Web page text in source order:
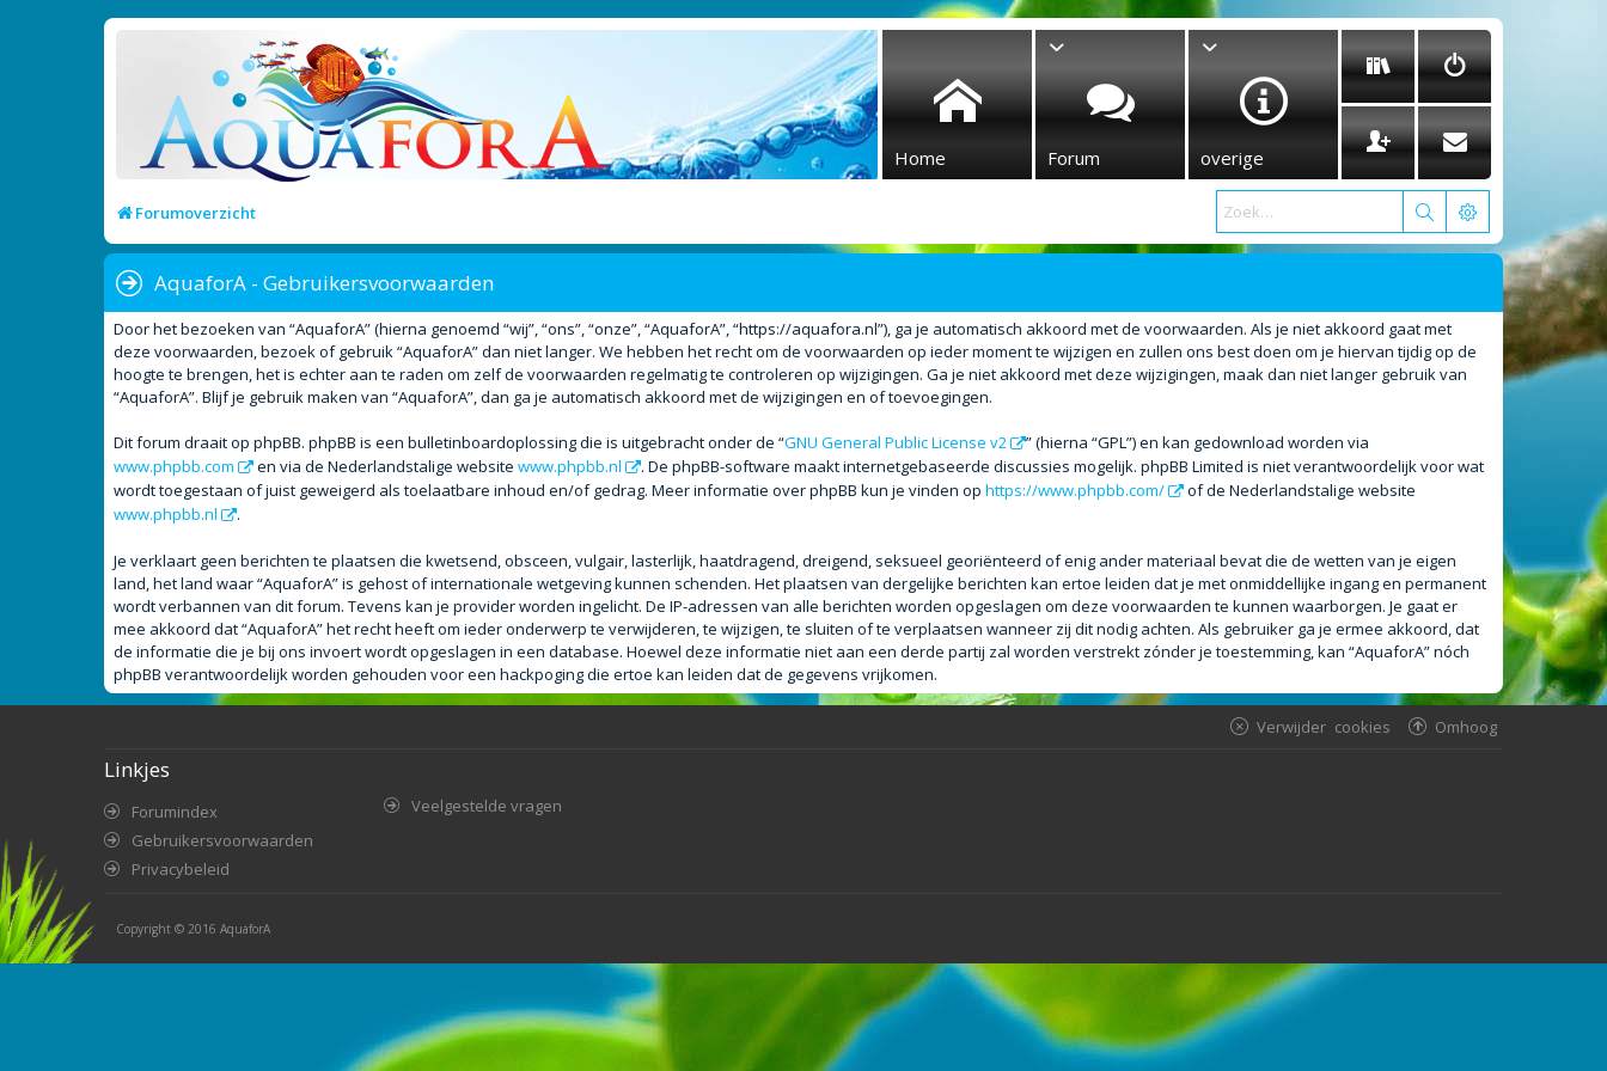
Home Forum overige
Forumoverzicht
AquaforA - Gebruikersvoorwaarden
Door het bezoeken van “AquaforA” (hierna genoemd “wij”, “ons”, “onze”, “AquaforA”, “https://aquafora.nl”), ga je automatisch akkoord met de voorwaarden. Als je niet akkoord gaat met
deze voorwaarden, bezoek of gebruik “AquaforA” dan niet langer. We hebben het recht om de voorwaarden op ieder moment te wijzigen en zullen ons best doen om je hiervan tijdig op de
hoogte te brengen, het is echter aan te raden om zelf de voorwaarden regelmatig te controleren op wijzigingen. Ga je niet akkoord met deze wijzigingen, maak dan niet langer gebruik van
“AquaforA”. Blijf je gebruik maken van “AquaforA”, dan ga je automatisch akkoord met de wijzigingen en of toevoegingen.
Dit forum draait op phpBB. phpBB is een bulletinboardoplossing die is uitgebracht onder de “GNU General Public License v2
” (hierna “GPL”) en kan gedownload worden via
www.phpbb.com
en via de Nederlandstalige website www.phpbb.nl
. De phpBB-software maakt internetgebaseerde discussies mogelijk. phpBB Limited is niet verantwoordelijk voor wat
wordt toegestaan of juist geweigerd als toelaatbare inhoud en/of gedrag. Meer informatie over phpBB kun je vinden op https://www.phpbb.com/
of de Nederlandstalige website
www.phpbb.nl
.
Je verklaart geen berichten te plaatsen die kwetsend, obsceen, vulgair, lasterlijk, haatdragend, dreigend, seksueel georiënteerd of enig ander materiaal bevat die de wetten van je eigen
land, het land waar “AquaforA” is gehost of internationale wetgeving kunnen schenden. Het plaatsen van dergelijke berichten kan ertoe leiden dat je met onmiddellijke ingang en permanent
wordt verbannen van dit forum. Tevens kan je provider worden ingelicht. De IP-adressen van alle berichten worden opgeslagen om deze voorwaarden te kunnen waarborgen. Je gaat er
mee akkoord dat “AquaforA” het recht heeft om ieder onderwerp te verwijderen, te wijzigen, te sluiten of te verplaatsen wanneer zij dit nodig achten. Als gebruiker ga je ermee akkoord, dat
de informatie die je bij ons invoert wordt opgeslagen in een database. Hoewel deze informatie niet aan een derde partij zal worden verstrekt zónder je toestemming, kan “AquaforA” nóch
phpBB verantwoordelijk worden gehouden voor een hackpoging die ertoe kan leiden dat de gegevens vrijkomen.
Omhoog
Verwijder cookies
Linkjes
Forumindex
Gebruikersvoorwaarden
Privacybeleid
Veelgestelde vragen
Copyright © 2016 AquaforA